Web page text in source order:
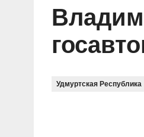
Удмуртская Республика